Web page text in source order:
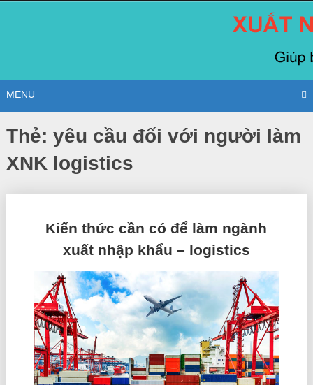
MENU
Thẻ: yêu cầu đối với người làm
XNK logistics
Kiến thức cần có để làm ngành
xuất nhập khẩu – logistics
navigation